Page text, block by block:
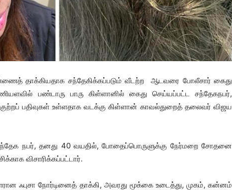
தாக்கியதாக சந்தேகிக்கப்படும் வீடற்ற ஆடவரை போலீசார் கைது
பண்டாரு பாரு கிள்ளானில் கைது செய்யப்பட்ட சந்தேகநபர்,
பதிவுகள் உள்ளதாக வடக்கு கிள்ளான் காவல்துறைத் தலைவர் விஜய
சந்தேக நபர், தனது 40 வயதில், போதைப்பொருளுக்கு நேர்மறை சோதனை
விசாரிக்கப்பட்டார்.
ஃபுசா நோர்டினைத் தாக்கி, அவரது மூக்கை உடைத்து, முகம், கன்னம்